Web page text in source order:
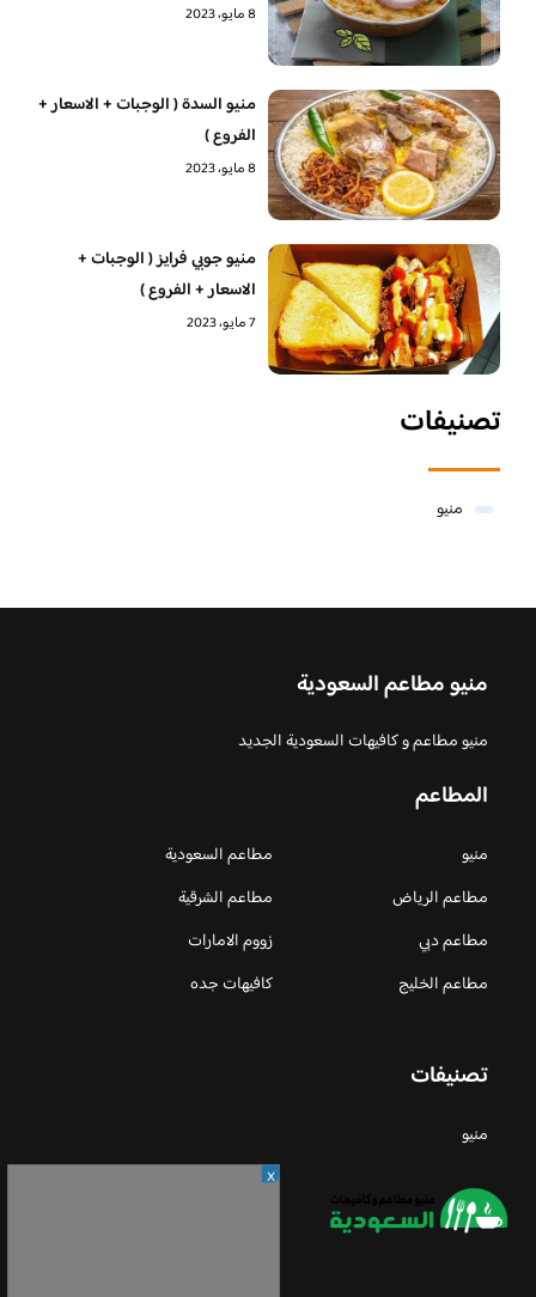
8 مايو، 2023
منيو السدة ( الوجبات + الاسعار +
الفروع )
8 مايو، 2023
منيو جوبي فرايز ( الوجبات +
الاسعار + الفروع )
7 مايو، 2023
تصنيفات
منيو
منيو مطاعم السعودية
منيو مطاعم و كافيهات السعودية الجديد
المطاعم
منيو
مطاعم السعودية
مطاعم الرياض
مطاعم الشرقية
مطاعم دبي
زووم الامارات
مطاعم الخليج
كافيهات جده
تصنيفات
منيو
X